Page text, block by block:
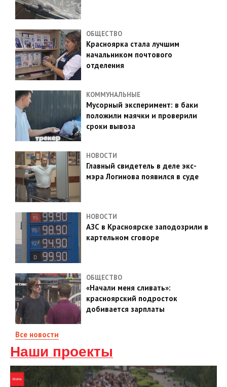
ОБЩЕСТВО
Красноярка стала лучшим
начальником почтового
отделения
КОММУНАЛЬНЫЕ
Мусорный эксперимент: в баки
положили маячки и проверили
сроки вывоза
НОВОСТИ
Главный свидетель в деле экс-
мэра Логинова появился в суде
НОВОСТИ
АЗС в Красноярске заподозрили в
картельном сговоре
ОБЩЕСТВО
«Начали меня сливать»:
красноярский подросток
добивается зарплаты
Все новости
Наши проекты